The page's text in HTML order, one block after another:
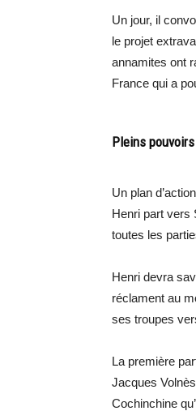
Un jour, il
le projet
annamites ont
France qui a
Pleins
Un plan
Henri part vers
toutes les
Henri devra
réclament au
ses troupes
La première
Jacques
Cochinchine